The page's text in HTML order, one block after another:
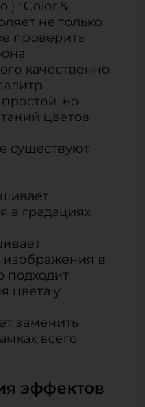
) : Color &
не только
проверить
качественно
но
цветов
существуют
в градациях
в
подходит
цвета у
заменить
всего
эффектов